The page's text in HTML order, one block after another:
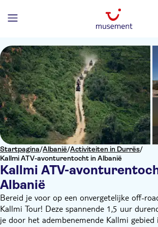
Startpagina/Albanië/Activiteiten in Durrës/
Kallmi ATV-avonturentocht in Albanië
Kallmi ATV-
Albanië
Bereid je voor op een onvergetelijke off-
Kallmi Tour! Deze spannende 1,5 uur
je door het adembenemende Kallmi gebied